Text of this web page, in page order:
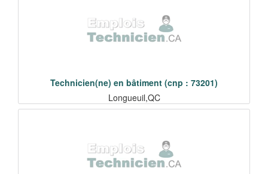
Technicien(ne) en bâtiment (cnp : 73201)
Longueuil,QC